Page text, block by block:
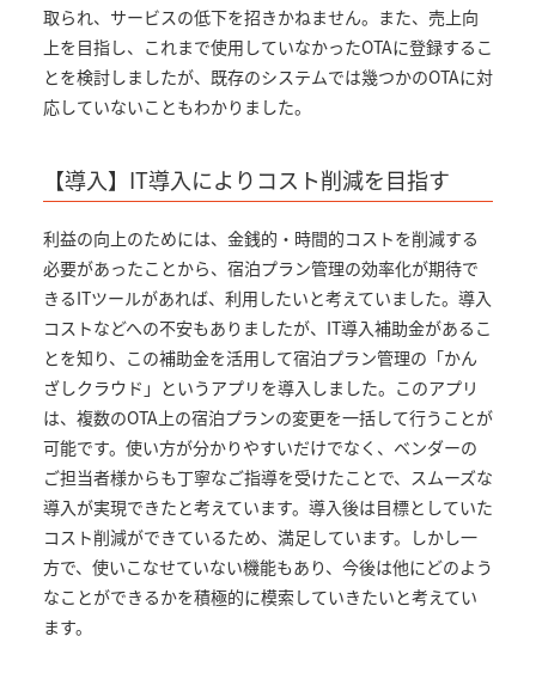
取られ、サービスの低下を招きかねません。また、売上向
上を目指し、これまで使用していなかったOTAに登録するこ
とを検討しましたが、既存のシステムでは幾つかのOTAに対
応していないこともわかりました。
【導入】IT導入によりコスト削減を目指す
利益の向上のためには、金銭的・時間的コストを削減する
必要があったことから、宿泊プラン管理の効率化が期待で
きるITツールがあれば、利用したいと考えていました。導入
コストなどへの不安もありましたが、IT導入補助金があるこ
とを知り、この補助金を活用して宿泊プラン管理の「かん
ざしクラウド」というアプリを導入しました。このアプリ
は、複数のOTA上の宿泊プランの変更を一括して行うことが
可能です。使い方が分かりやすいだけでなく、ベンダーの
ご担当者様からも丁寧なご指導を受けたことで、スムーズな
導入が実現できたと考えています。導入後は目標としていた
コスト削減ができているため、満足しています。しかし一
方で、使いこなせていない機能もあり、今後は他にどのよう
なことができるかを積極的に模索していきたいと考えてい
ます。